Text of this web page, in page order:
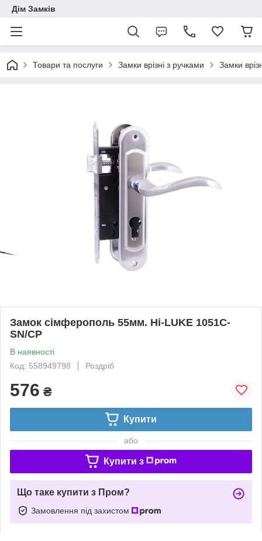
Дім Замків
Товари та послуги Замки врізні з ручками Замки
Замок сімферополь 55мм. Hi-LUKE 1051C-
SN/CP
В наявності
Код: 558949798
Роздріб
576 ₴
Купити
або
Купити з
Що таке купити з Пром?
Замовлення під захистом